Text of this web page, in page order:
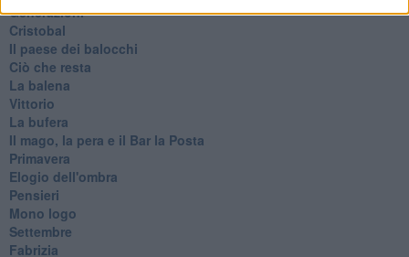
Generazioni
Cristobal
Il paese dei balocchi
Ciò che resta
La balena
Vittorio
La bufera
Il mago, la pera e il Bar la Posta
Primavera
Elogio dell'ombra
Pensieri
Mono logo
Settembre
Fabrizia